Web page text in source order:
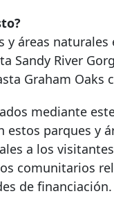
y áreas
Sandy River
Graham Oaks
mediante
parques y
a los
comunitarios
de financiación.